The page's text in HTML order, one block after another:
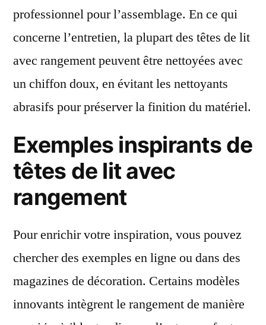
professionnel pour l’assemblage. En ce qui
concerne l’entretien, la plupart des têtes de lit
avec rangement peuvent être nettoyées avec
un chiffon doux, en évitant les nettoyants
abrasifs pour préserver la finition du matériel.
Exemples inspirants de
têtes de lit avec
rangement
Pour enrichir votre inspiration, vous pouvez
chercher des exemples en ligne ou dans des
magazines de décoration. Certains modèles
innovants intègrent le rangement de manière